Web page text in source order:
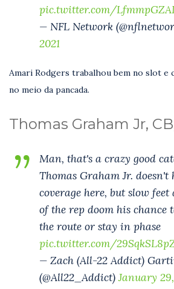
pic.twitter.com/
— NFL Network
2021
Amari Rodgers trabalhou bem no slot e
no meio da pancada.
Thomas Graham Jr,
Man, that's a crazy good
Thomas Graham Jr. doesn't
coverage here, but slow
of the rep doom his chance
the route or stay in phase
pic.twitter.com/
— Zach (All-22 Addict)
(@All22_Addict)January